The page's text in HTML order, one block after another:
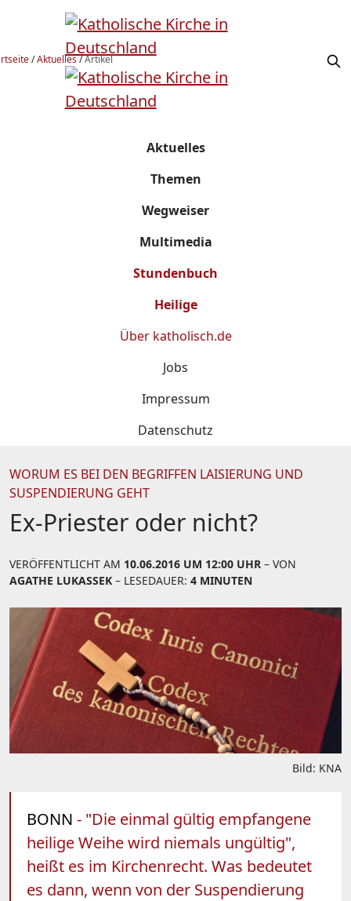
/Aktuelles/Artikel
Aktuelles
Themen
Wegweiser
Multimedia
Stundenbuch
Heilige
Über katholisch.de
Jobs
Impressum
Datenschutz
WORUM ES BEI DEN BEGRIFFEN LAISIERUNG UND
SUSPENDIERUNG GEHT
Ex-Priester oder nicht?
VERÖFFENTLICHT AM 10.06.2016 UM 12:00 UHR – VON
AGATHE LUKASSEK – LESEDAUER: 4 MINUTEN
Bild: KNA
BONN - "Die einmal gültig empfangene
heilige Weihe wird niemals ungültig",
heißt es im Kirchenrecht. Was bedeutet
es dann, wenn von der Suspendierung